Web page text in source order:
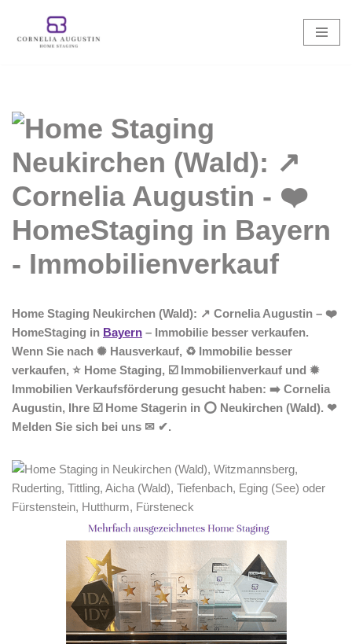
Zum
Home Staging Neukirchen (Wald): ↗️ Cornelia Augustin – ❤️
HomeStaging in Bayern – Immobilie besser verkaufen.
Wenn Sie nach ✺ Hausverkauf, ♻ Immobilie besser
verkaufen, ⭐ Home Staging, ☑️ Immobilienverkauf und ✹
Immobilien Verkaufsförderung gesucht haben: ➡️ Cornelia
Augustin, Ihre ☑️ Home Stagerin in ⭕ Neukirchen (Wald). ❤
Melden Sie sich bei uns ✉ ✔.